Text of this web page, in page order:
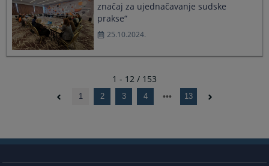
značaj za ujednačavanje sudske
prakse“
25.10.2024.
1 - 12 / 153
1 2 3 4 13